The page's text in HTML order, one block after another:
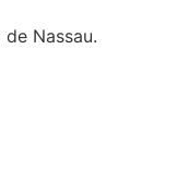
de Nassau.